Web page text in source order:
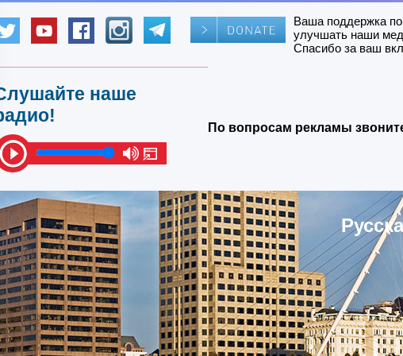
Ваша поддержка
улучшать наши
Спасибо за ваш
наше
По вопросам рекламы